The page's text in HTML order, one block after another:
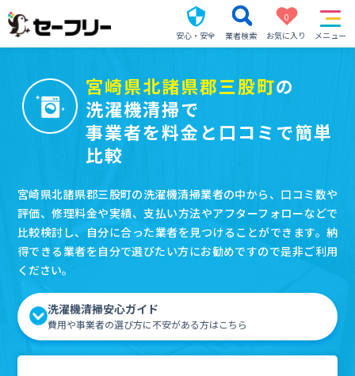
安心・安全 業者検索
0
お気に入り
メニュー
宮崎県北諸県郡三股町の
洗濯機清掃で
事業者を料金と口コミで簡単
比較
宮崎県北諸県郡三股町の洗濯機清掃業者の中から、口コミ数や
評価、修理料金や実績、支払い方法やアフターフォローなどで
比較検討し、自分に合った業者を見つけることができます。納
得できる業者を自分で選びたい方にお勧めですので是非ご利用
ください。
洗濯機清掃安心ガイド
費用や事業者の選び方に不安がある方はこちら